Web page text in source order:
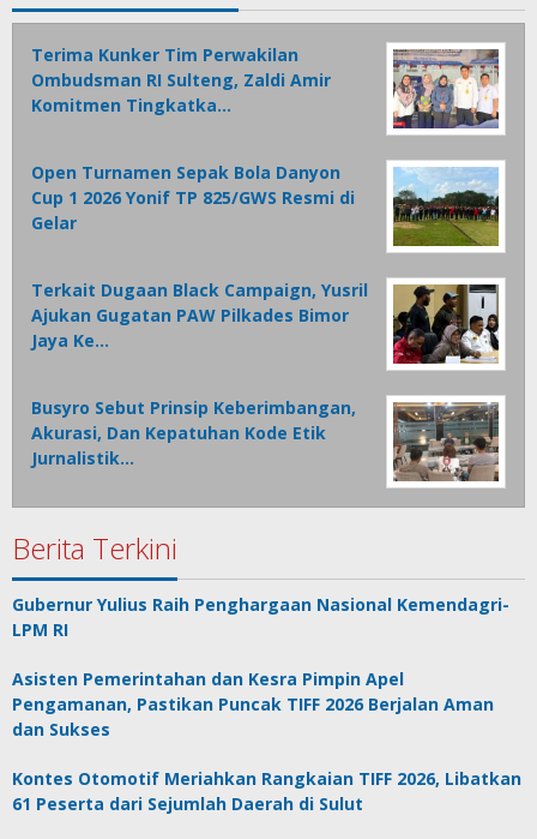
Terima Kunker Tim Perwakilan
Ombudsman RI Sulteng, Zaldi Amir
Komitmen Tingkatka…
Open Turnamen Sepak Bola Danyon
Cup 1 2026 Yonif TP 825/GWS Resmi di
Gelar
Terkait Dugaan Black Campaign, Yusril
Ajukan Gugatan PAW Pilkades Bimor
Jaya Ke…
Busyro Sebut Prinsip Keberimbangan,
Akurasi, Dan Kepatuhan Kode Etik
Jurnalistik…
Berita Terkini
Gubernur Yulius Raih Penghargaan Nasional Kemendagri-
LPM RI
Asisten Pemerintahan dan Kesra Pimpin Apel
Pengamanan, Pastikan Puncak TIFF 2026 Berjalan Aman
dan Sukses
Kontes Otomotif Meriahkan Rangkaian TIFF 2026, Libatkan
61 Peserta dari Sejumlah Daerah di Sulut